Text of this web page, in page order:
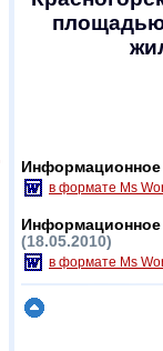
площадью
в формате Ms
Информационное
(18.05.2010)
в формате Ms